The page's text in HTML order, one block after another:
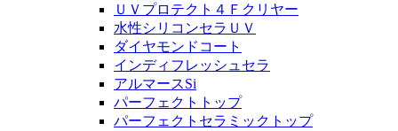
ＵＶプロテクト４Ｆクリヤー
水性シリコンセラＵＶ
ダイヤモンドコート
インディフレッシュセラ
アルマースSi
パーフェクトトップ
パーフェクトセラミックトップ